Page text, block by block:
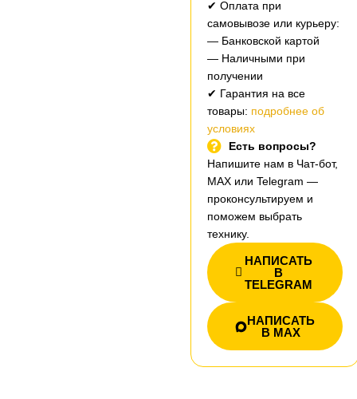
✔ Оплата при
самовывозе или курьеру:
— Банковской картой
— Наличными при
получении
✔ Гарантия на все
товары: подробнее об
условиях
Есть вопросы?
Напишите нам в Чат-бот,
MAX или Telegram —
проконсультируем и
поможем выбрать
технику.
НАПИСАТЬ
В
TELEGRAM
НАПИСАТЬ
В MAX